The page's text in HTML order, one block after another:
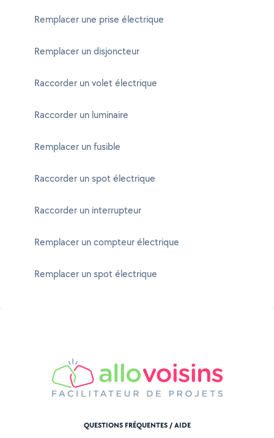
Remplacer une prise électrique
Remplacer un disjoncteur
Raccorder un volet électrique
Raccorder un luminaire
Remplacer un fusible
Raccorder un spot électrique
Raccorder un interrupteur
Remplacer un compteur électrique
Remplacer un spot électrique
QUESTIONS FRÉQUENTES / AIDE